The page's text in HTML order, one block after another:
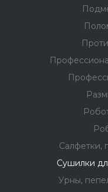
Салфетки,
Сушилки
Урны,